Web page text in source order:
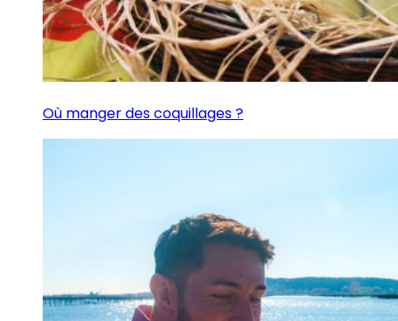
Où manger des coquillages ?